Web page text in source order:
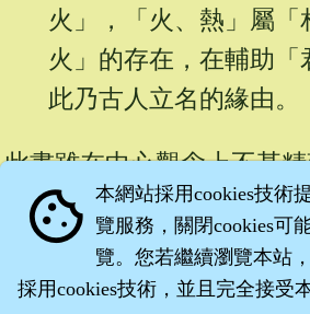
火」，「火、熱」屬「
火」的存在，在輔助「
此乃古人立名的緣由。
此書雖在中心觀念上不甚
但至少能促進思考、接近
── 沈藥子曰：「日蒸大地
cookie 本網站採用cookies技術
覽服務，關閉cookies可
覽。您若繼續瀏覽本站
採用cookies技術，並且完全接受